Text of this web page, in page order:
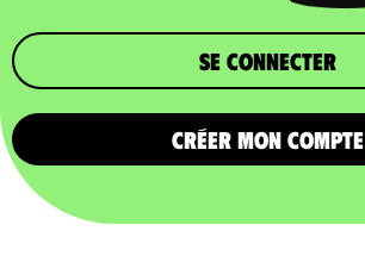
Se connecter
CRÉER MON COMPTE